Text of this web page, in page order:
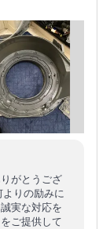
がとうござ
りの励みに
実な対応を
ご提供して